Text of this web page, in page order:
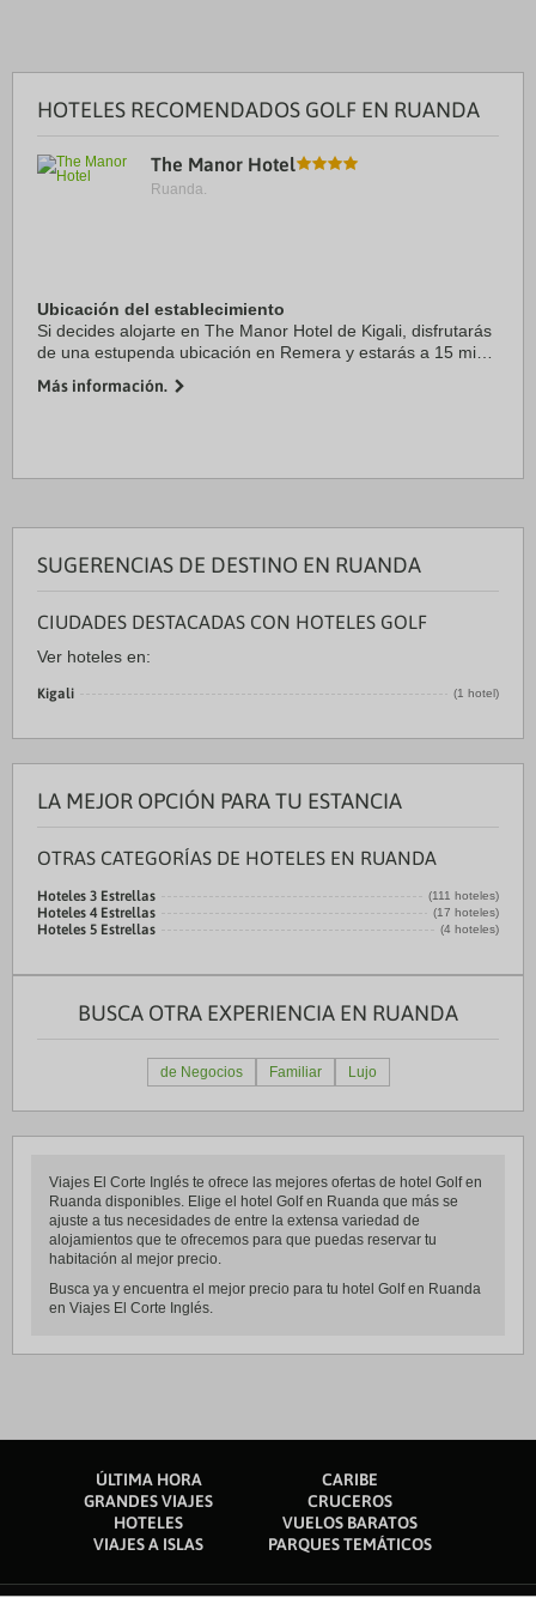
HOTELES RECOMENDADOS GOLF EN RUANDA
The Manor Hotel
Ruanda.
Ubicación del establecimiento
Si decides alojarte en The Manor Hotel de Kigali, disfrutarás
de una estupenda ubicación en Remera y estarás a 15 min
para familias se encuentra a ...
Más información.
SUGERENCIAS DE DESTINO EN RUANDA
CIUDADES DESTACADAS CON HOTELES GOLF
Ver hoteles en:
Kigali (1 hotel)
LA MEJOR OPCIÓN PARA TU ESTANCIA
OTRAS CATEGORÍAS DE HOTELES EN RUANDA
Hoteles 3 Estrellas (111 hoteles)
Hoteles 4 Estrellas (17 hoteles)
Hoteles 5 Estrellas (4 hoteles)
BUSCA OTRA EXPERIENCIA EN RUANDA
de Negocios Familiar Lujo
Viajes El Corte Inglés te ofrece las mejores ofertas de hotel Golf en
Ruanda disponibles. Elige el hotel Golf en Ruanda que más se
ajuste a tus necesidades de entre la extensa variedad de
alojamientos que te ofrecemos para que puedas reservar tu
habitación al mejor precio.
Busca ya y encuentra el mejor precio para tu hotel Golf en Ruanda
en Viajes El Corte Inglés.
ÚLTIMA HORA
CARIBE
GRANDES VIAJES
CRUCEROS
HOTELES
VUELOS BARATOS
VIAJES A ISLAS
PARQUES TEMÁTICOS